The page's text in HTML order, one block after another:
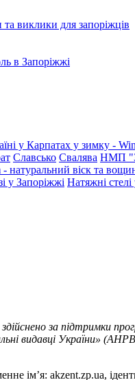
виклики для запоріжців
в Запоріжжі
у Карпатах у зимку -
Славсько Свалява НМП
натуральний віск та
у Запоріжжі Натяжні
за підтримки
видавці України»
ім’я: akzent.zp.ua,